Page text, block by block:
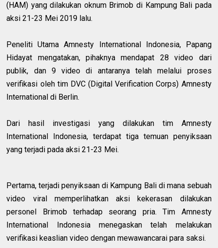
(HAM) yang dilakukan oknum Brimob di Kampung Bali pada
aksi 21-23 Mei 2019 lalu.
Peneliti Utama Amnesty International Indonesia, Papang
Hidayat mengatakan, pihaknya mendapat 28 video dari
publik, dan 9 video di antaranya telah melalui proses
verifikasi oleh tim DVC (Digital Verification Corps) Amnesty
International di Berlin.
Dari hasil investigasi yang dilakukan tim Amnesty
International Indonesia, terdapat tiga temuan penyiksaan
yang terjadi pada aksi 21-23 Mei.
Pertama, terjadi penyiksaan di Kampung Bali di mana sebuah
video viral memperlihatkan aksi kekerasan dilakukan
personel Brimob terhadap seorang pria. Tim Amnesty
International Indonesia menegaskan telah melakukan
verifikasi keaslian video dengan mewawancarai para saksi.